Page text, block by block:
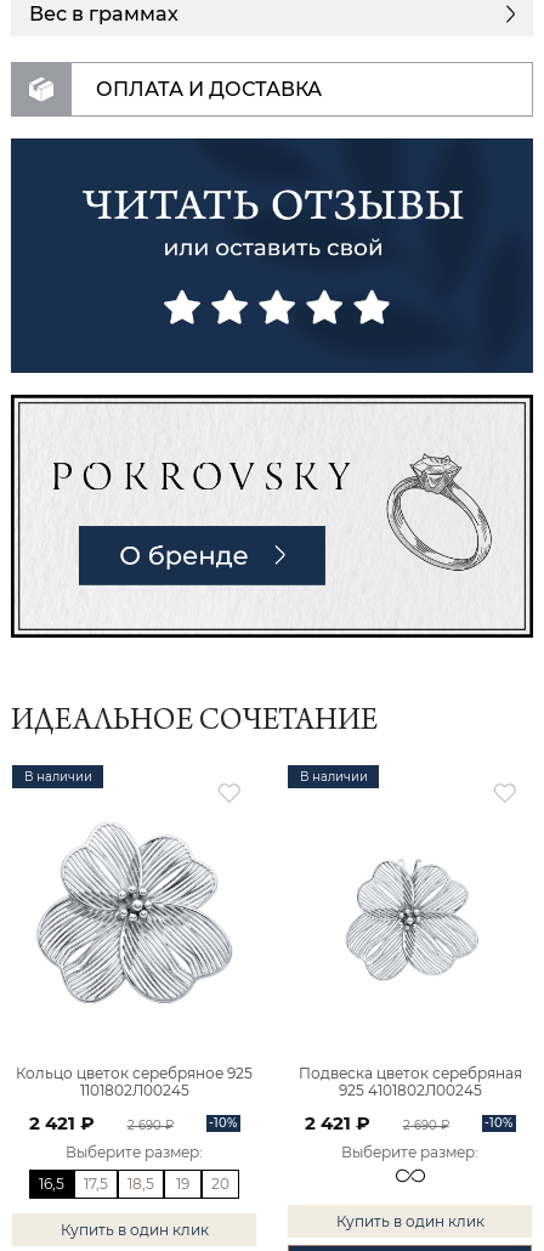
Вес в граммах
ОПЛАТА И ДОСТАВКА
ИДЕАЛЬНОЕ СОЧЕТАНИЕ
В наличии
Кольцо цветок серебряное 925
1101802Л00245
2 421 ₽ 2 690 ₽ -10%
Выберите размер:
16,5
17,5 18,5 19 20
Купить в один клик
В наличии
Подвеска цветок серебряная
925 4101802Л00245
2 421 ₽ 2 690 ₽ -10%
Выберите размер:
Купить в один клик